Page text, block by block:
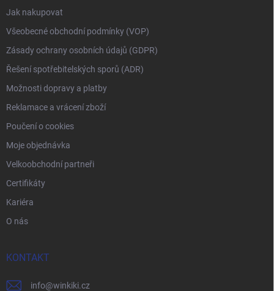
Jak nakupovat
Všeobecné obchodní podmínky (VOP)
Zásady ochrany osobních údajů (GDPR)
Řešení spotřebitelských sporů (ADR)
Možnosti dopravy a platby
Reklamace a vrácení zboží
Poučení o cookies
Moje objednávka
Velkoobchodní partneři
Certifikáty
Kariéra
O nás
KONTAKT
info@winkiki.cz